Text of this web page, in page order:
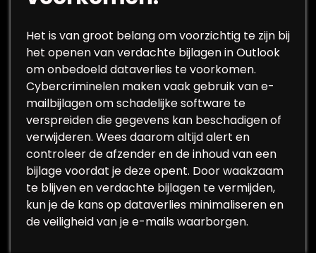
Het is van groot belang om voorzichtig te zijn bij
het openen van verdachte bijlagen in Outlook
om onbedoeld dataverlies te voorkomen.
Cybercriminelen maken vaak gebruik van e-
mailbijlagen om schadelijke software te
verspreiden die gegevens kan beschadigen of
verwijderen. Wees daarom altijd alert en
controleer de afzender en de inhoud van een
bijlage voordat je deze opent. Door waakzaam
te blijven en verdachte bijlagen te vermijden,
kun je de kans op dataverlies minimaliseren en
de veiligheid van je e-mails waarborgen.